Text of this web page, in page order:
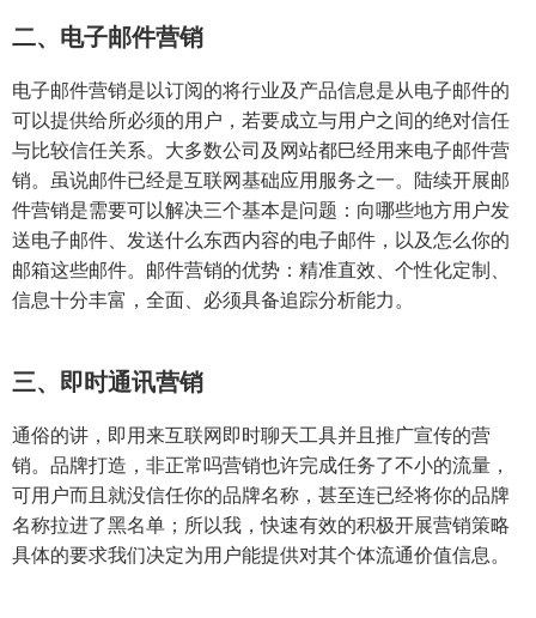
二、电子邮件营销
电子邮件营销是以订阅的将行业及产品信息是从电子邮件的
可以提供给所必须的用户，若要成立与用户之间的绝对信任
与比较信任关系。大多数公司及网站都巳经用来电子邮件营
销。虽说邮件已经是互联网基础应用服务之一。陆续开展邮
件营销是需要可以解决三个基本是问题：向哪些地方用户发
送电子邮件、发送什么东西内容的电子邮件，以及怎么你的
邮箱这些邮件。邮件营销的优势：精准直效、个性化定制、
信息十分丰富，全面、必须具备追踪分析能力。
三、即时通讯营销
通俗的讲，即用来互联网即时聊天工具并且推广宣传的营
销。品牌打造，非正常吗营销也许完成任务了不小的流量，
可用户而且就没信任你的品牌名称，甚至连已经将你的品牌
名称拉进了黑名单；所以我，快速有效的积极开展营销策略
具体的要求我们决定为用户能提供对其个体流通价值信息。